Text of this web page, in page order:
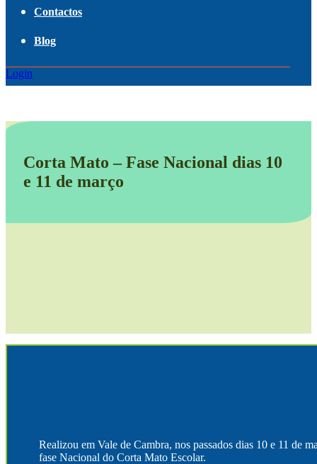
Contactos
Blog
Login
Corta Mato – Fase Nacional dias 10
e 11 de março
Realizou em Vale de Cambra, nos passados dias 10 e 11 de
fase Nacional do Corta Mato Escolar.